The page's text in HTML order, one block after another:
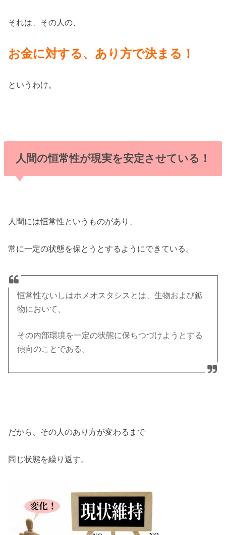
それは、その人の、
お金に対する、あり方で決まる！
というわけ。
人間の恒常性が現実を安定させている！
人間には恒常性というものがあり、
常に一定の状態を保とうとするようにできている。
恒常性ないしはホメオスタシスとは、生物および鉱
物において、
その内部環境を一定の状態に保ちつづけようとする
傾向のことである。
だから、その人のあり方が変わるまで
同じ状態を繰り返す。